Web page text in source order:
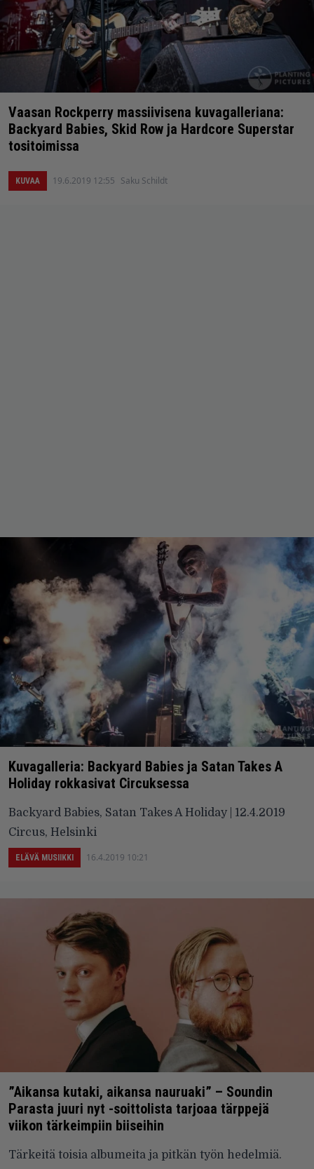
Vaasan Rockperry massiivisena kuvagalleriana:
Backyard Babies, Skid Row ja Hardcore Superstar
tositoimissa
KUVAA 19.6.2019 12:55 Saku Schildt
Kuvagalleria: Backyard Babies ja Satan Takes A
Holiday rokkasivat Circuksessa
Backyard Babies, Satan Takes A Holiday | 12.4.2019
Circus, Helsinki
ELÄVÄ MUSIIKKI 16.4.2019 10:21
”Aikansa kutaki, aikansa nauruaki” – Soundin
Parasta juuri nyt -soittolista tarjoaa tärppejä
viikon tärkeimpiin biiseihin
Tärkeitä toisia albumeita ja pitkän työn hedelmiä.